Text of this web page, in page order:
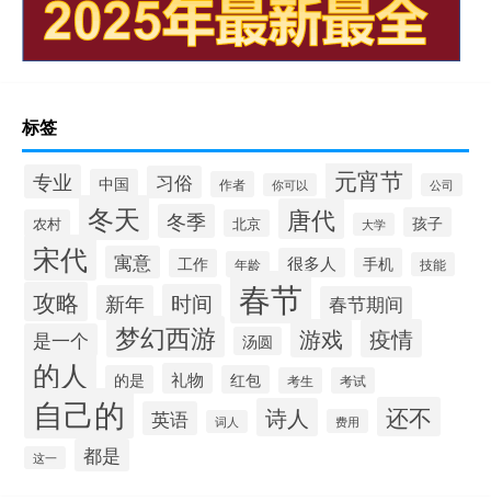
标签
专业 中国 习俗 作者 你可以 元宵节 公司
农村 冬天 冬季 北京 唐代 大学 孩子
宋代 寓意 工作 年龄 很多人 手机 技能
攻略 新年 时间 春节 春节期间
是一个 梦幻西游 汤圆 游戏 疫情
的人 的是 礼物 红包 考生 考试
自己的 英语 词人 诗人 费用 还不
这一 都是